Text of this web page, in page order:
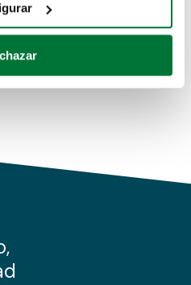
analizándolo activamente
específicas (huellas
cómo se procesan sus
haga del sitio web con
publicidad y análisis